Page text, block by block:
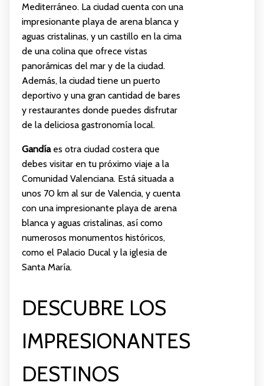
Mediterráneo. La ciudad cuenta con una
impresionante playa de arena blanca y
aguas cristalinas, y un castillo en la cima
de una colina que ofrece vistas
panorámicas del mar y de la ciudad.
Además, la ciudad tiene un puerto
deportivo y una gran cantidad de bares
y restaurantes donde puedes disfrutar
de la deliciosa gastronomía local.
Gandíaes otra ciudad costera que
debes visitar en tu próximo viaje a la
Comunidad Valenciana. Está situada a
unos 70 km al sur de Valencia, y cuenta
con una impresionante playa de arena
blanca y aguas cristalinas, así como
numerosos monumentos históricos,
como el Palacio Ducal y la iglesia de
Santa María.
DESCUBRE LOS
IMPRESIONANTES
DESTINOS